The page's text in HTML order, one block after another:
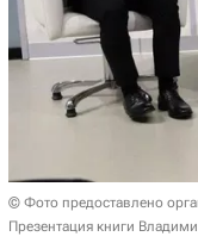
© Фото предоставлено
Презентация книги